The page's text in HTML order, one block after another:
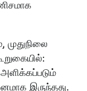
முதுநிலை
இருந்தது.